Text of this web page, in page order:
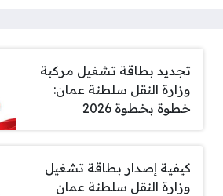
تجديد بطاقة تشغيل مركبة
وزارة النقل سلطنة عمان:
خطوة بخطوة 2026
كيفية إصدار بطاقة تشغيل
وزارة النقل سلطنة عمان